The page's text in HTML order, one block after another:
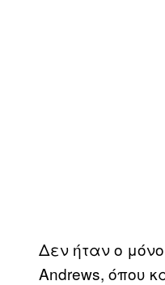
Δεν ήταν ο
Andrews, όπου